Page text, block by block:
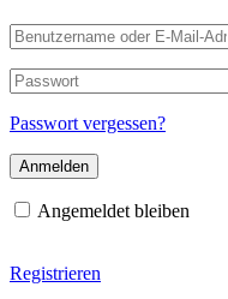
Benutzername
oder
E-
Mail-
Adresse
Passwort
Passwort vergessen?
Angemeldet bleiben
Registrieren